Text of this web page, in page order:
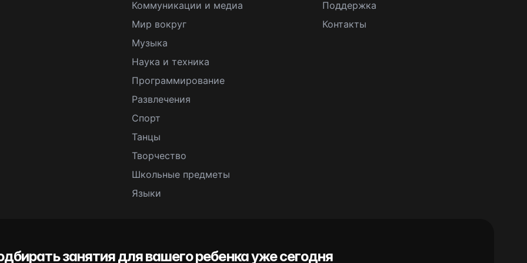
Коммуникации и медиа
Мир вокруг
Музыка
Наука и техника
Программирование
Развлечения
Спорт
Танцы
Творчество
Школьные предметы
Языки
Поддержка
Контакты
занятия для вашего ребенка уже сегодня